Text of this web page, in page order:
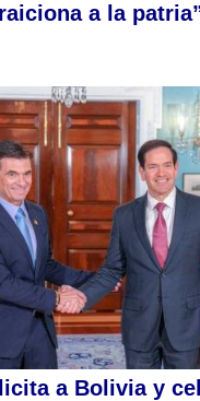
a la
a Bolivia y